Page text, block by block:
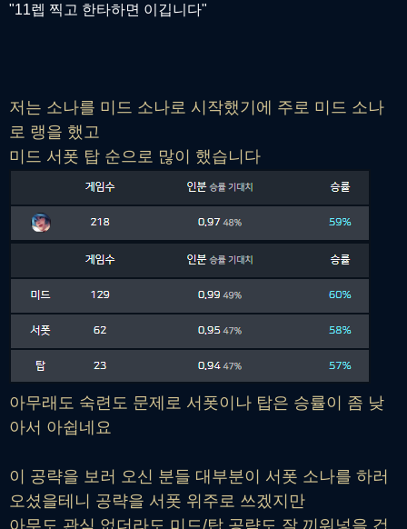
"11렙 찍고 한타하면 이깁니다"
저는 소나를 미드 소나로 시작했기에 주로 미드 소나
로 랭을 했고
미드 서폿 탑 순으로 많이 했습니다
아무래도 숙련도 문제로 서폿이나 탑은 승률이 좀 낮
아서 아쉽네요
이 공략을 보러 오신 분들 대부분이 서폿 소나를 하러
오셨을테니 공략을 서폿 위주로 쓰겠지만
아무도 관심 없더라도 미드/탑 공략도 잘 끼워넣을 겁